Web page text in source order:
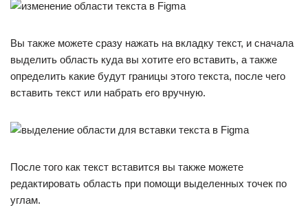
Вы также можете сразу нажать на вкладку текст, и сначала
выделить область куда вы хотите его вставить, а также
определить какие будут границы этого текста, после чего
вставить текст или набрать его вручную.
После того как текст вставится вы также можете
редактировать область при помощи выделенных точек по
углам.